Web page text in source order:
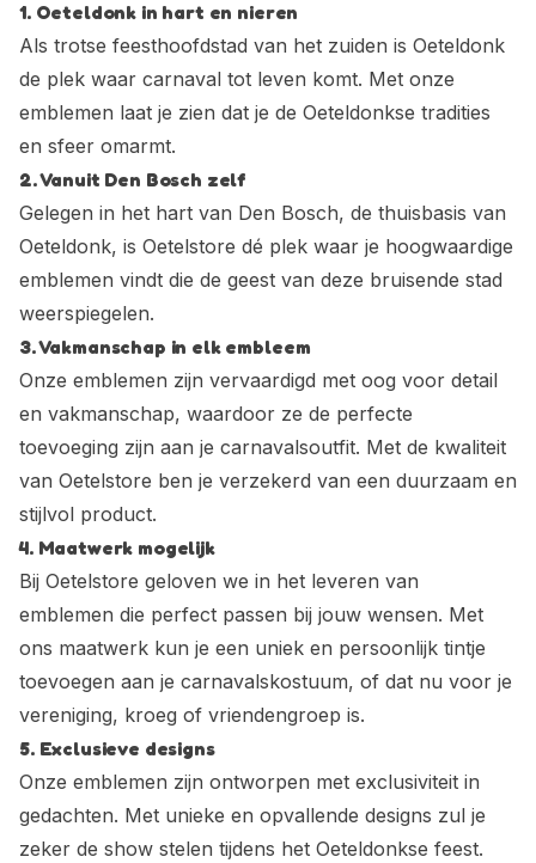
1. Oeteldonk in hart en nieren
Als trotse feesthoofdstad van het zuiden is Oeteldonk
de plek waar carnaval tot leven komt. Met onze
emblemen laat je zien dat je de Oeteldonkse tradities
en sfeer omarmt.
2. Vanuit Den Bosch zelf
Gelegen in het hart van Den Bosch, de thuisbasis van
Oeteldonk, is Oetelstore dé plek waar je hoogwaardige
emblemen vindt die de geest van deze bruisende stad
weerspiegelen.
3. Vakmanschap in elk embleem
Onze emblemen zijn vervaardigd met oog voor detail
en vakmanschap, waardoor ze de perfecte
toevoeging zijn aan je carnavalsoutfit. Met de kwaliteit
van Oetelstore ben je verzekerd van een duurzaam en
stijlvol product.
4. Maatwerk mogelijk
Bij Oetelstore geloven we in het leveren van
emblemen die perfect passen bij jouw wensen. Met
ons maatwerk kun je een uniek en persoonlijk tintje
toevoegen aan je carnavalskostuum, of dat nu voor je
vereniging, kroeg of vriendengroep is.
5. Exclusieve designs
Onze emblemen zijn ontworpen met exclusiviteit in
gedachten. Met unieke en opvallende designs zul je
zeker de show stelen tijdens het Oeteldonkse feest.